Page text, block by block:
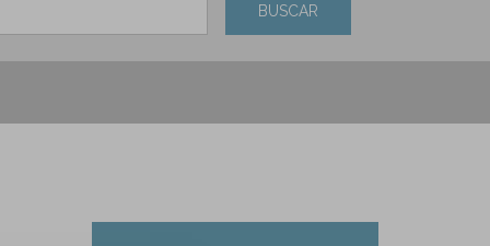
BUSCAR